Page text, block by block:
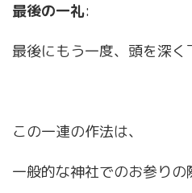
最後の一礼:
最後にもう一度、頭を深く
この一連の作法は、
一般的な神社でのお参りの